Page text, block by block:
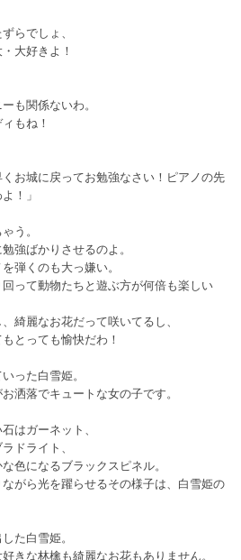
らでしょ、
大好きよ！
も関係ないわ。
もね！
くお城に戻ってお勉強なさい！ピアノの先
！」
う。
強ばかりさせるのよ。
弾くのも大っ嫌い。
って動物たちと遊ぶ方が何倍も楽しい
綺麗なお花だって咲いてるし、
とっても愉快だわ！
った白雪姫。
洒落でキュートな女の子です。
はガーネット、
ドライト、
色になるブラックスピネル。
がら光を躍らせるその様子は、白雪姫の
た白雪姫。
きな林檎も綺麗なお花もありません。